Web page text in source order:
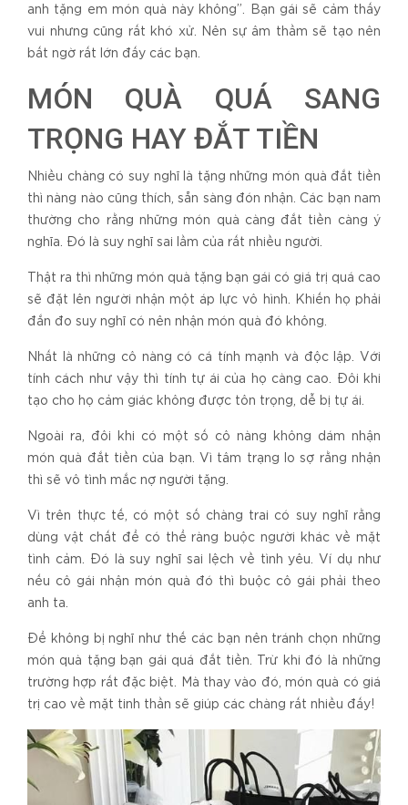
anh tặng em món quà này không”. Bạn gái sẽ cảm thấy
vui nhưng cũng rất khó xử. Nên sự âm thầm sẽ tạo nên
bất ngờ rất lớn đấy các bạn.
MÓN QUÀ QUÁ SANG
TRỌNG HAY ĐẮT TIỀN
Nhiều chàng có suy nghĩ là tặng những món quà đắt tiền
thì nàng nào cũng thích, sẵn sàng đón nhận. Các bạn nam
thường cho rằng những món quà càng đắt tiền càng ý
nghĩa. Đó là suy nghĩ sai lầm của rất nhiều người.
Thật ra thì những món quà tặng bạn gái có giá trị quá cao
sẽ đặt lên người nhận một áp lực vô hình. Khiến họ phải
đắn đo suy nghĩ có nên nhận món quà đó không.
Nhất là những cô nàng có cá tính mạnh và độc lập. Với
tính cách như vậy thì tính tự ái của họ càng cao. Đôi khi
tạo cho họ cảm giác không được tôn trọng, dễ bị tự ái.
Ngoài ra, đôi khi có một số cô nàng không dám nhận
món quà đắt tiền của bạn. Vì tâm trạng lo sợ rằng nhận
thì sẽ vô tình mắc nợ người tặng.
Vì trên thực tế, có một số chàng trai có suy nghĩ rằng
dùng vật chất để có thể ràng buộc người khác về mặt
tình cảm. Đó là suy nghĩ sai lệch về tình yêu. Ví dụ như
nếu cô gái nhận món quà đó thì buộc cô gái phải theo
anh ta.
Để không bị nghĩ như thế các bạn nên tránh chọn những
món quà tặng bạn gái quá đắt tiền. Trừ khi đó là những
trường hợp rất đặc biệt. Mà thay vào đó, món quà có giá
trị cao về mặt tinh thần sẽ giúp các chàng rất nhiều đấy!